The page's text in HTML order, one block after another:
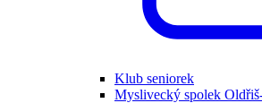
Klub seniorek
Myslivecký spolek